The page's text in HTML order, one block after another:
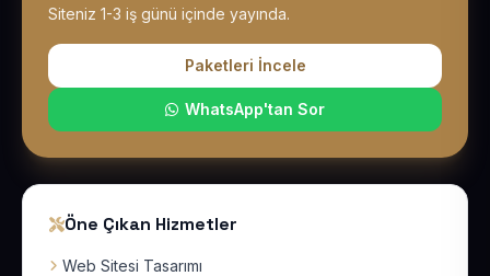
Siteniz 1-3 iş günü içinde yayında.
Paketleri İncele
WhatsApp'tan Sor
Öne Çıkan Hizmetler
Web Sitesi Tasarımı